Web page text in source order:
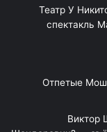
"Театр У
спектакль
Отпетые
Виктор